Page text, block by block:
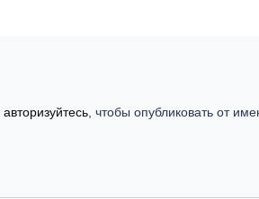
авторизуйтесь, чтобы опубликовать от